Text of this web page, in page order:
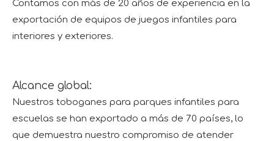
Contamos con más de 20 años de experiencia en la
exportación de equipos de juegos infantiles para
interiores y exteriores.
Alcance global:
Nuestros toboganes para parques infantiles para
escuelas se han exportado a más de 70 países, lo
que demuestra nuestro compromiso de atender